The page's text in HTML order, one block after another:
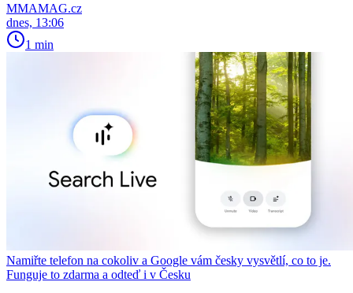
MMAMAG.cz
dnes, 13:06
1 min
Namiřte telefon na cokoliv a Google vám česky vysvětlí, co to je.
Funguje to zdarma a odteď i v Česku